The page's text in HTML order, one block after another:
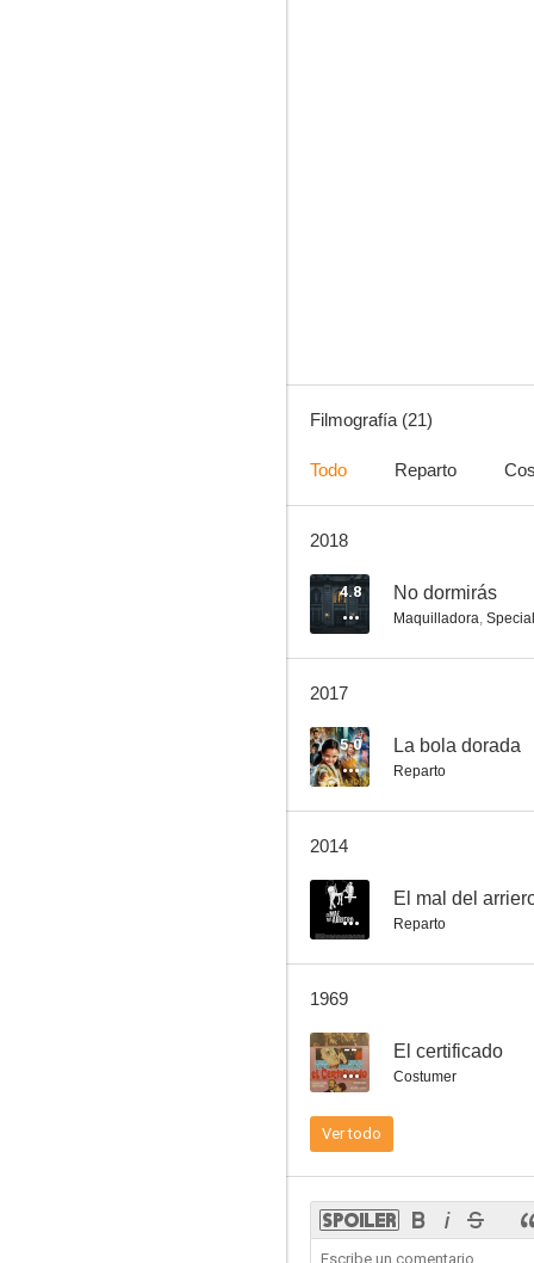
--
Filmografía (21)
Todo Reparto
2018
4.8 No dormirás
Maquilladora,
2017
5.0 La bola dorada
Reparto
2014
-- El mal del
Reparto
1969
-- El certificado
Costumer
Ver todo